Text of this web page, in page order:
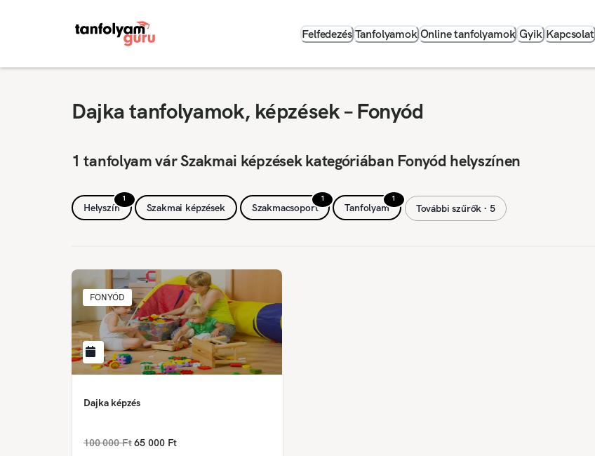
Felfedezés Tanfolyamok Online tanfolyamok Gyik Kapcsolat
Dajka tanfolyamok, képzések – Fonyód
1 tanfolyam vár Szakmai képzések kategóriában Fonyód helyszínen
1
Helyszín Szakmai képzések
1
Szakmacsoport
1
Tanfolyam További szűrők ∙ 5
FONYÓD
Dajka képzés
100 000 Ft 65 000 Ft